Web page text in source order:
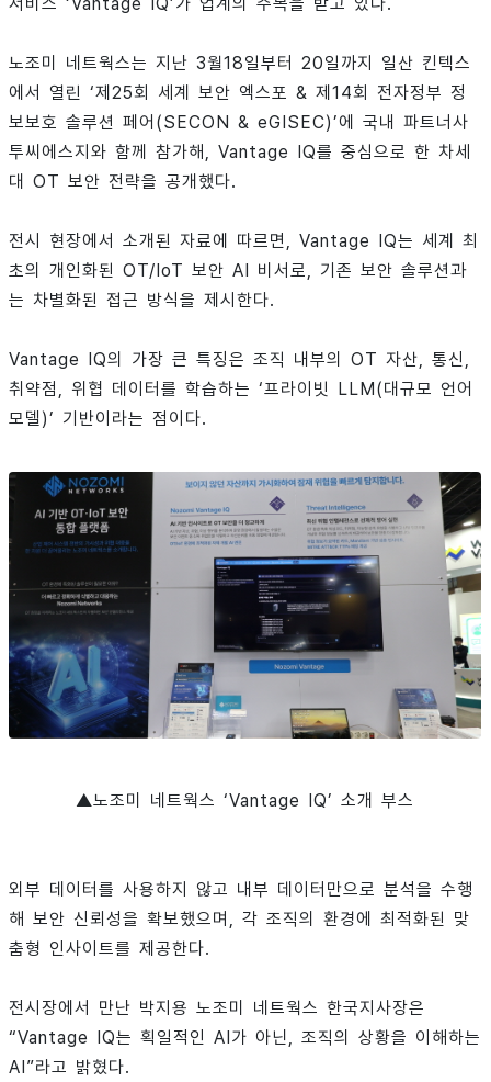
서비스 ‘Vantage IQ’가 업계의 주목을 받고 있다.
노조미 네트웍스는 지난 3월18일부터 20일까지 일산 킨텍스
에서 열린 ‘제25회 세계 보안 엑스포 & 제14회 전자정부 정
보보호 솔루션 페어(SECON & eGISEC)’에 국내 파트너사
투씨에스지와 함께 참가해, Vantage IQ를 중심으로 한 차세
대 OT 보안 전략을 공개했다.
전시 현장에서 소개된 자료에 따르면, Vantage IQ는 세계 최
초의 개인화된 OT/IoT 보안 AI 비서로, 기존 보안 솔루션과
는 차별화된 접근 방식을 제시한다.
Vantage IQ의 가장 큰 특징은 조직 내부의 OT 자산, 통신,
취약점, 위협 데이터를 학습하는 ‘프라이빗 LLM(대규모 언어
모델)’ 기반이라는 점이다.
▲노조미 네트웍스 ‘Vantage IQ’ 소개 부스
외부 데이터를 사용하지 않고 내부 데이터만으로 분석을 수행
해 보안 신뢰성을 확보했으며, 각 조직의 환경에 최적화된 맞
춤형 인사이트를 제공한다.
전시장에서 만난 박지용 노조미 네트웍스 한국지사장은
“Vantage IQ는 획일적인 AI가 아닌, 조직의 상황을 이해하는
AI”라고 밝혔다.